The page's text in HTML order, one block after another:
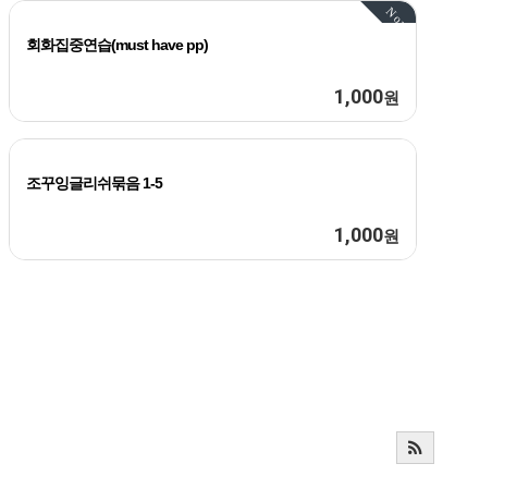
Now
회화집중연습(must have pp)
1,000원
조꾸잉글리쉬묶음 1-5
1,000원